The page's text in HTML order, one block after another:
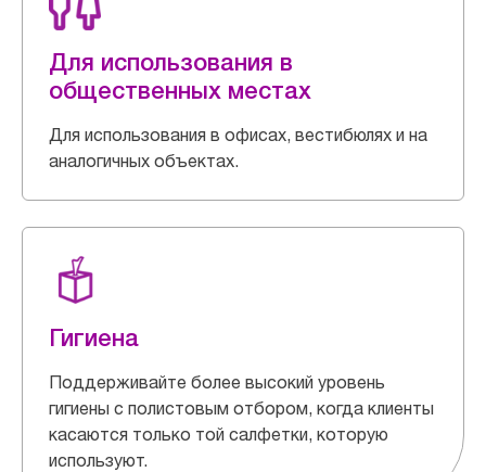
Для использования в
общественных местах
Для использования в офисах, вестибюлях и на
аналогичных объектах.
Гигиена
Поддерживайте более высокий уровень
гигиены с полистовым отбором, когда клиенты
касаются только той салфетки, которую
используют.